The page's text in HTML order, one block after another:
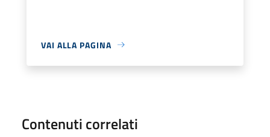
VAI ALLA PAGINA
Contenuti correlati